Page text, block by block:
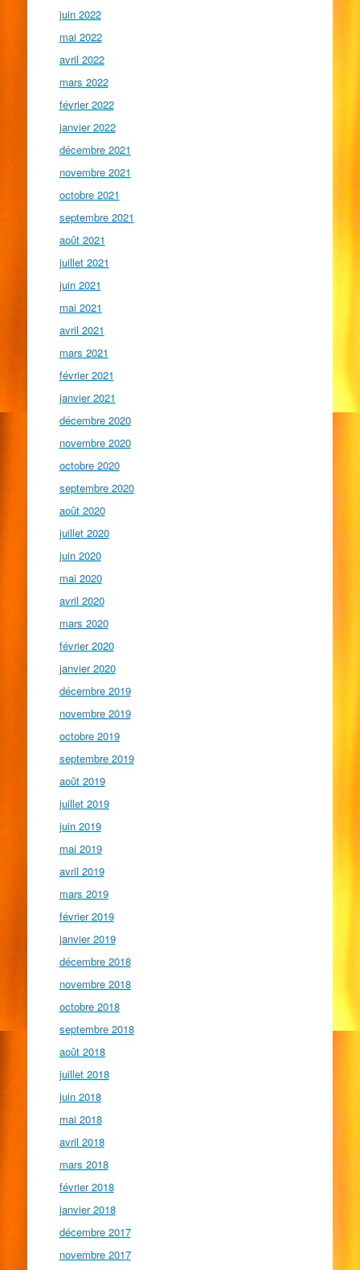
juin 2022
mai 2022
avril 2022
mars 2022
février 2022
janvier 2022
décembre 2021
novembre 2021
octobre 2021
septembre 2021
août 2021
juillet 2021
juin 2021
mai 2021
avril 2021
mars 2021
février 2021
janvier 2021
décembre 2020
novembre 2020
octobre 2020
septembre 2020
août 2020
juillet 2020
juin 2020
mai 2020
avril 2020
mars 2020
février 2020
janvier 2020
décembre 2019
novembre 2019
octobre 2019
septembre 2019
août 2019
juillet 2019
juin 2019
mai 2019
avril 2019
mars 2019
février 2019
janvier 2019
décembre 2018
novembre 2018
octobre 2018
septembre 2018
août 2018
juillet 2018
juin 2018
mai 2018
avril 2018
mars 2018
février 2018
janvier 2018
décembre 2017
novembre 2017